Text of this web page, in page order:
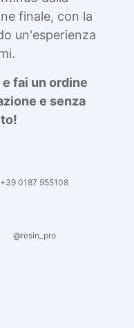
finale, con la
un'esperienza
fai un ordine
e senza
+39 0187 955108
@resin_pro